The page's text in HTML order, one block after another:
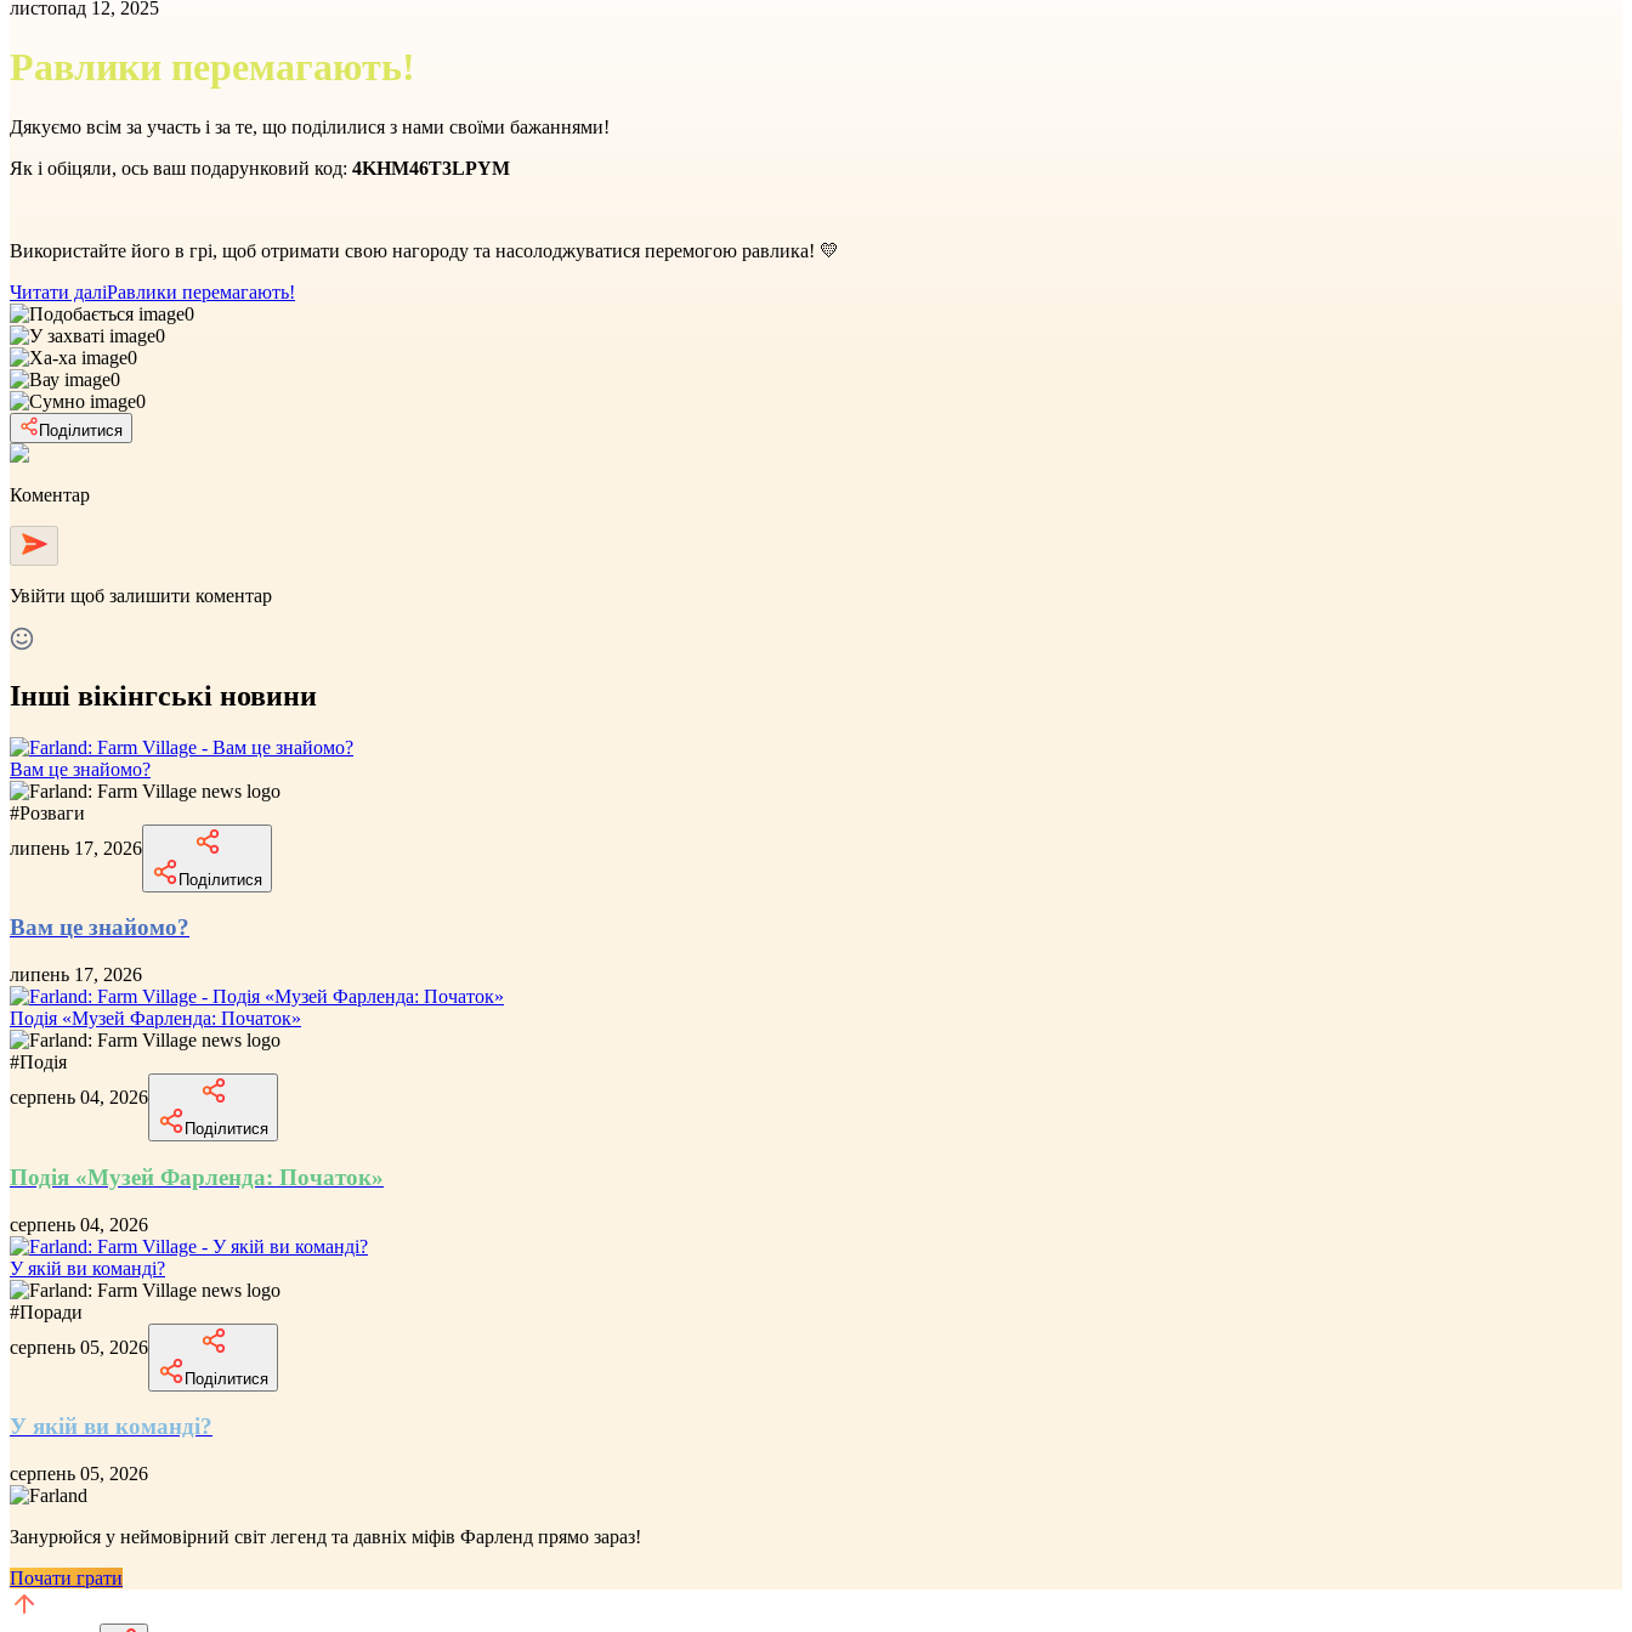
листопад 12, 2025
Равлики перемагають!
Дякуємо всім за участь і за те, що поділилися з нами своїми бажаннями!
Як і обіцяли, ось ваш подарунковий код: 4KHM46T3LPYM
Використайте його в грі, щоб отримати свою нагороду та насолоджуватися перемогою равлика! 💛
Читати даліРавлики перемагають!
0
0
0
0
0
Поділитися
Коментар
Увійти щоб залишити коментар
Інші вікінгські новини
Вам це знайомо?
#Розваги
липень 17, 2026
Поділитися
Вам це знайомо?
липень 17, 2026
Подія «Музей Фарленда: Початок»
#Подія
серпень 04, 2026
Поділитися
Подія «Музей Фарленда: Початок»
серпень 04, 2026
У якій ви команді?
#Поради
серпень 05, 2026
Поділитися
У якій ви команді?
серпень 05, 2026
Занурюйся у неймовірний світ легенд та давніх міфів Фарленд прямо зараз!
Почати грати